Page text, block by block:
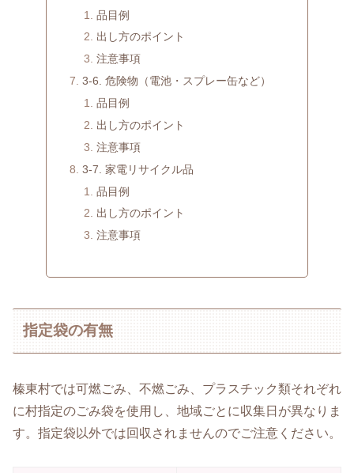
品目例
出し方のポイント
注意事項
3-6. 危険物（電池・スプレー缶など）
品目例
出し方のポイント
注意事項
3-7. 家電リサイクル品
品目例
出し方のポイント
注意事項
指定袋の有無
榛東村では可燃ごみ、不燃ごみ、プラスチック類それぞれ
に村指定のごみ袋を使用し、地域ごとに収集日が異なりま
す。指定袋以外では回収されませんのでご注意ください。